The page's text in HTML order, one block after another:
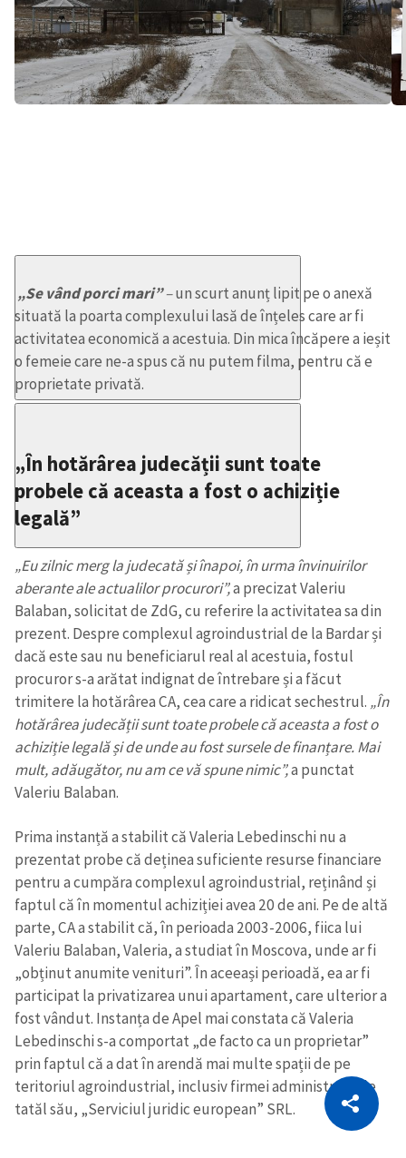
Copiază Link
„Se vând porci mari”–un scurt anunț lipit pe o anexă
situată la poarta complexului lasă de înțeles care ar fi
activitatea economică a acestuia. Din mica încăpere a ieșit
o femeie care ne-a spus că nu putem filma, pentru că e
proprietate privată.
„În hotărârea judecății sunt toate
probele că aceasta a fost o achiziție
legală”
„Eu zilnic merg la judecată și înapoi, în urma învinuirilor
aberante ale actualilor procurori”,a precizat Valeriu
Balaban, solicitat de ZdG, cu referire la activitatea sa din
prezent. Despre complexul agroindustrial de la Bardar și
dacă este sau nu beneficiarul real al acestuia, fostul
procuror s-a arătat indignat de întrebare și a făcut
trimitere la hotărârea CA, cea care a ridicat sechestrul. „În
hotărârea judecății sunt toate probele că aceasta a fost o
achiziție legală și de unde au fost sursele de finanțare. Mai
mult, adăugător, nu am ce vă spune nimic”,a punctat
Valeriu Balaban.
Prima instanță a stabilit că Valeria Lebedinschi nu a
prezentat probe că deținea suficiente resurse financiare
pentru a cumpăra complexul agroindustrial, reținând și
faptul că în momentul achiziției avea 20 de ani. Pe de altă
parte, CA a stabilit că, în perioada 2003-2006, fiica lui
Valeriu Balaban, Valeria, a studiat în Moscova, unde ar fi
„obținut anumite venituri”. În aceeași perioadă, ea ar fi
participat la privatizarea unui apartament, care ulterior a
fost vândut. Instanța de Apel mai constata că Valeria
Lebedinschi s-a comportat „de facto ca un proprietar”
prin faptul că a dat în arendă mai multe spații de pe
teritoriul agroindustrial, inclusiv firmei administrată de
tatăl său, „Serviciul juridic european” SRL.
Citește articolul